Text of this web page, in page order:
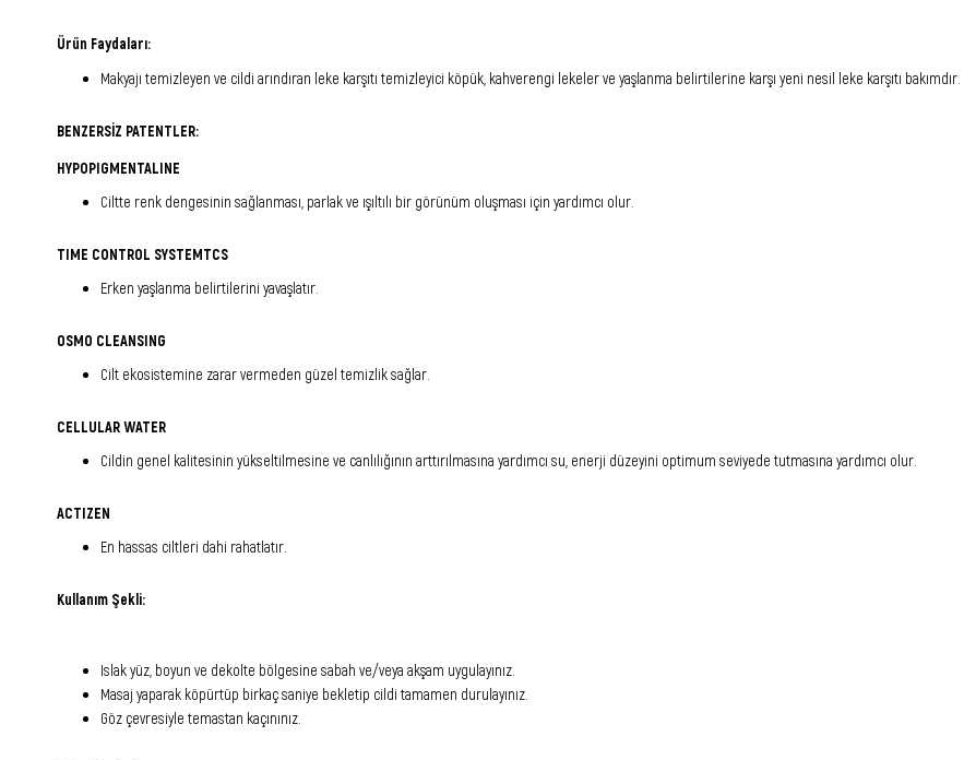
Ürün Faydaları:
Makyajı temizleyen ve cildi arındıran leke karşıtı temizleyici köpük, kahverengi lekeler ve yaşlanma belirtilerine karşı yeni nesil leke karşıtı bakımdır.
BENZERSİZ PATENTLER:
HYPOPIGMENTALINE
Ciltte renk dengesinin sağlanması, parlak ve ışıltılı bir görünüm oluşması için yardımcı olur.
TIME CONTROL SYSTEMTCS
Erken yaşlanma belirtilerini yavaşlatır.
OSMO CLEANSING
Cilt ekosistemine zarar vermeden güzel temizlik sağlar.
CELLULAR WATER
Cildin genel kalitesinin yükseltilmesine ve canlılığının arttırılmasına yardımcı su, enerji düzeyini optimum seviyede tutmasına yardımcı olur.
ACTIZEN
En hassas ciltleri dahi rahatlatır.
Kullanım Şekli:
Islak yüz, boyun ve dekolte bölgesine sabah ve/veya akşam uygulayınız.
Masaj yaparak köpürtüp birkaç saniye bekletip cildi tamamen durulayınız.
Göz çevresiyle temastan kaçınınız.